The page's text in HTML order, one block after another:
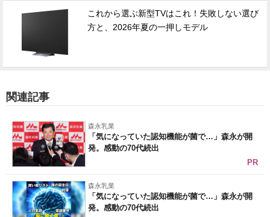
これから選ぶ新型TVはこれ！失敗しない選び
方と、2026年夏の一押しモデル
関連記事
森永乳業
「気になっていた認知機能が菌で…」森永が開
発。感動の70代続出
PR
森永乳業
「気になっていた認知機能が菌で…」森永が開
発。感動の70代続出